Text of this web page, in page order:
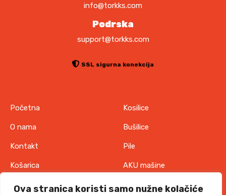
Ova stranica koristi samo nužne kolačiće
info@torkks.com
Podrska
support@torkks.com
SSL sigurna konekcija
Početna
O nama
Kontakt
Košarica
Pravila o zaštiti
Kosilice
Bušilice
Pile
AKU mašine